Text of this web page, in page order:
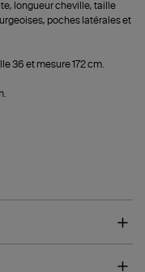
longueur cheville, taille
poches latérales et
36 et mesure 172 cm.